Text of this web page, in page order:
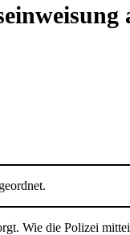
Wie die Polizei